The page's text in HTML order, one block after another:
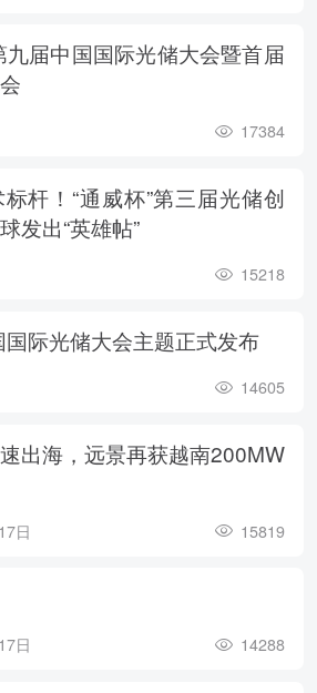
届中国国际光储大会暨首届
17384
杆！“通威杯”第三届光储创
发出“英雄帖”
15218
际光储大会主题正式发布
14605
出海，远景再获越南200MW
日 15819
日 14288